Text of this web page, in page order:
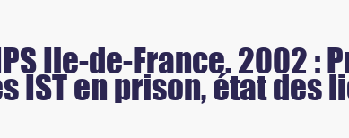
Ile-de-France. 2002 :
IST en prison, état des